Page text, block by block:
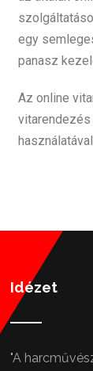
egy
panasz
Az online
Idézet
"A